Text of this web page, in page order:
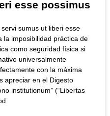
esse possimus
sumus ut liberi esse
la imposibilidad práctica de
como seguridad física si
universalmente
con la máxima
apreciar en el Digesto
institutionum” (“Libertas